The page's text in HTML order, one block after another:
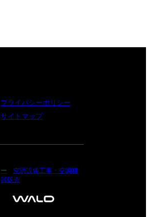
プライバシーポリシー
サイトマップ
空調設備工事・空調機
器販売